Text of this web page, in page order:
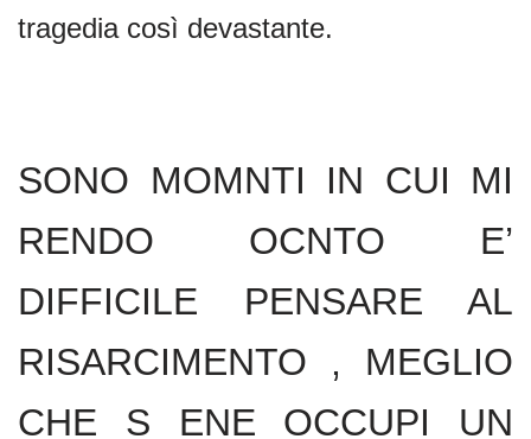
tragedia così devastante.
SONO MOMNTI IN CUI MI
RENDO OCNTO E’
DIFFICILE PENSARE AL
RISARCIMENTO , MEGLIO
CHE S ENE OCCUPI UN